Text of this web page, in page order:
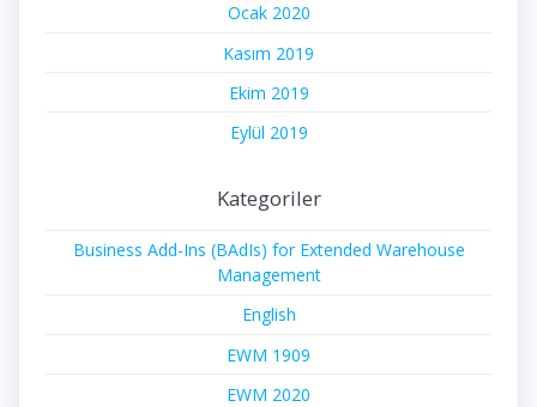
Ocak 2020
Kasım 2019
Ekim 2019
Eylül 2019
Kategoriler
Business Add-Ins (BAdIs) for Extended Warehouse
Management
English
EWM 1909
EWM 2020